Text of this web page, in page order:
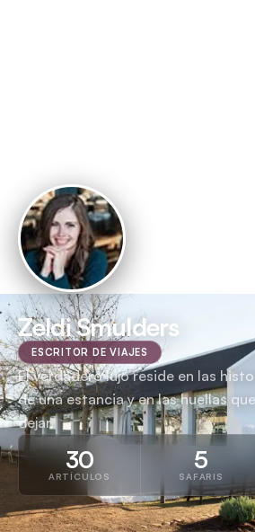
Zeldi Smulders
ESCRITOR DE VIAJES
El verdadero lujo reside en las
de una estancia y en las huellas
dejar.
30
ARTÍCULOS
5
SAFARIS